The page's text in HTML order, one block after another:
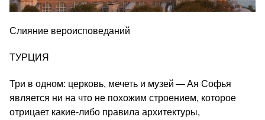
Слияние вероисповеданий
ТУРЦИЯ
Три в одном: церковь, мечеть и музей — Ая Софья
является ни на что не похожим строением, которое
отрицает какие-либо правила архитектуры,